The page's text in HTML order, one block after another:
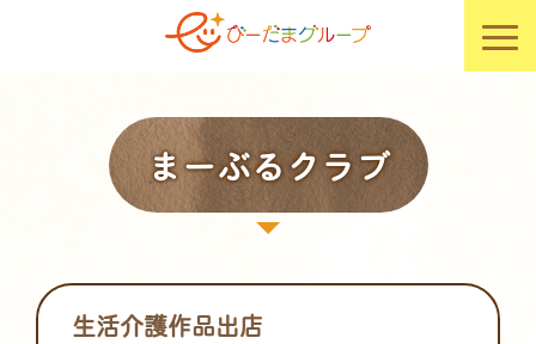
まーぶるクラブ
生活介護作品出店